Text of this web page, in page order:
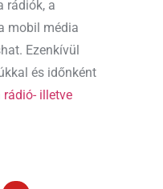
rádiók, a
mobil média
Ezenkívül
és időnként
rádió- illetve